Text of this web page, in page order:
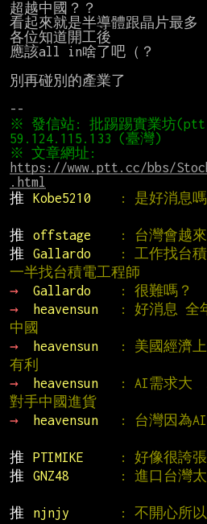
超越中國？？
看起來就是半導體跟晶片最多
各位知道開工後
應該all in啥了吧（？
別再碰別的產業了
※ 發信站: 批踢踢實業坊
https://www.ptt.cc/bbs/
.html
推
Kobe5210
: 是好消息
推
offstage : 台灣會越
推
Gallardo
: 工作找台
一半找台積電工程師
→
Gallardo : 很難嗎？
→
heavensun
: 好消息 全
中國
→
heavensun
: 美國經濟
有利
→
heavensun
: AI需求大
對手中國進貨
→
heavensun
: 台灣因為
推
PTIMIKE : 好像很誇張
推
GNZ48
: 進口台灣
推
njnjy
: 不開心所以